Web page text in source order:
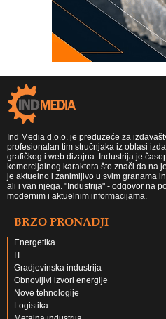
Ind Media d.o.o. je preduzeće za
profesionalan tim stručnjaka iz oblasi
grafičkog i web dizajna. Industrija je
komercijalnog karaktera što znači da na
je aktuelno i zanimljivo u svim granama
ali i van njega. "Industrija" - odgovor na
modernim i aktuelnim informacijama.
BRZO PRONADJI
Energetika
IT
Gradjevinska industrija
Obnovljivi izvori energije
Nove tehnologije
Logistika